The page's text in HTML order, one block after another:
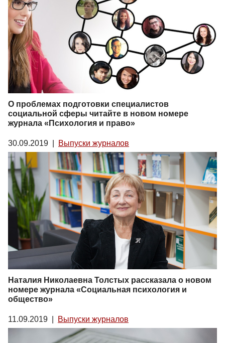
О проблемах подготовки специалистов
социальной сферы читайте в новом номере
журнала «Психология и право»
30.09.2019 Выпуски журналов
Наталия Николаевна Толстых рассказала о новом
номере журнала «Социальная психология и
общество»
11.09.2019 Выпуски журналов